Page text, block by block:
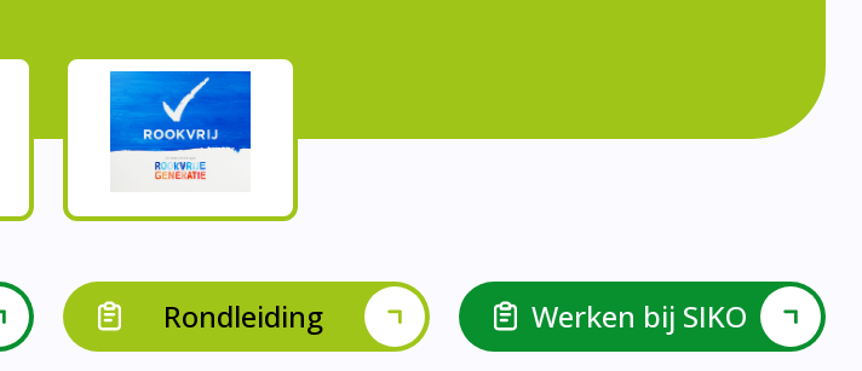
Rondleiding Werken bij SIKO